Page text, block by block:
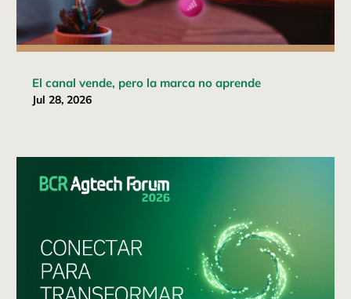
El canal vende, pero la marca no aprende
Jul 28, 2026